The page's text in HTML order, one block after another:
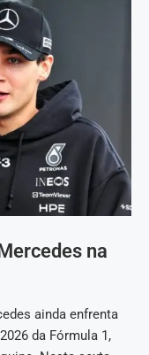
na
ainda enfrenta
da Fórmula 1,